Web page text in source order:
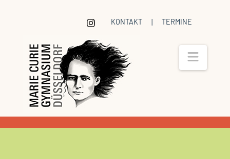
KONTAKT | TERMINE